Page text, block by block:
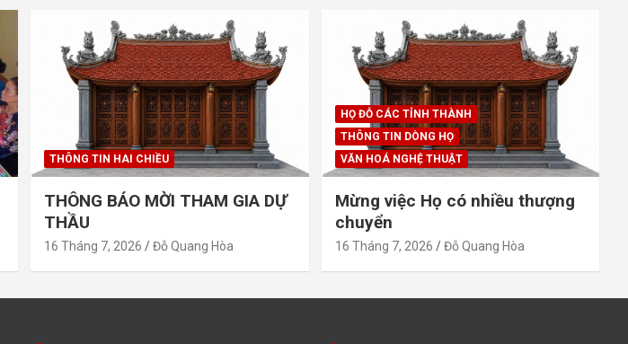
THÔNG TIN HAI CHIỀU
THÔNG BÁO MỜI THAM GIA DỰ
THẦU
16 Tháng 7, 2026 Đỗ Quang Hòa
HỌ ĐỖ CÁC TỈNH THÀNH
THÔNG TIN DÒNG HỌ
VĂN HOÁ NGHỆ THUẬT
Mừng việc Họ có nhiều thượng
chuyển
16 Tháng 7, 2026 Đỗ Quang Hòa